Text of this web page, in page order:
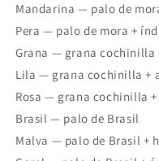
Mandarina — palo de
Pera — palo de mora +
Grana — grana cochinilla
Lila — grana cochinilla +
Rosa — grana cochinilla
Brasil — palo de Brasil
Malva — palo de Brasil +